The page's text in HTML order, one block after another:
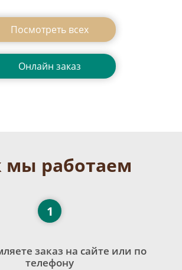
Посмотреть всеx
Онлайн заказ
мы работаем
заказ на сайте или по
телефону
1